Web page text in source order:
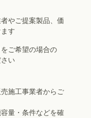
やご提案製品、価
す
ご希望の場合の
い
施工事業者からご
量・条件などを確